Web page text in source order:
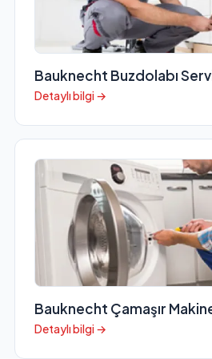
Bauknecht Buzdolabı
Detaylı bilgi →
Bauknecht Çamaşır
Detaylı bilgi →